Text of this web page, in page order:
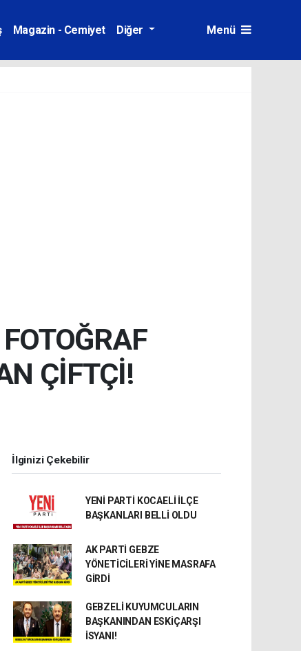
Magazin - Cemiyet Diğer Menü
ÇİFTÇİ!
İlginizi Çekebilir
YENİ PARTİ KOCAELİ İLÇE
BAŞKANLARI BELLİ OLDU
AK PARTİ GEBZE
YÖNETİCİLERİ YİNE MASRAFA
GİRDİ
GEBZELİ KUYUMCULARIN
BAŞKANINDAN ESKİÇARŞI
İSYANI!